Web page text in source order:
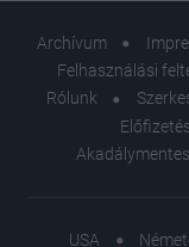
Archívum
Felhasználási
Rólunk
Előfizetés
USA